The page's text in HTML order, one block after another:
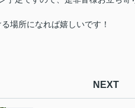
場所になれば嬉しいです！
NEXT